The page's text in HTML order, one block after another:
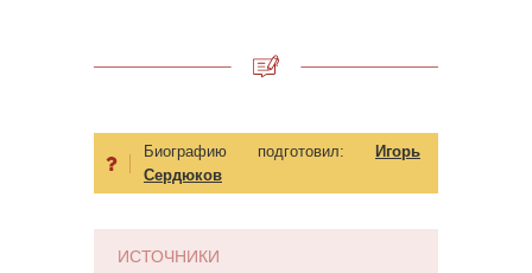
Биографию подготовил:
Игорь
Сердюков
ИСТОЧНИКИ